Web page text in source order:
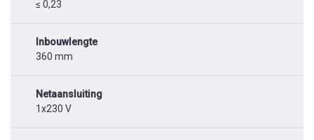
≤ 0,23
Inbouwlengte
360 mm
Netaansluiting
1x230 V